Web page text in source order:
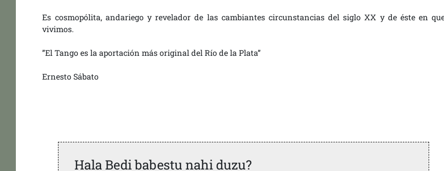
Es cosmopólita, andariego y revelador de las cambiantes circunstancias del siglo XX y de éste en
vivimos.
”El Tango es la aportación más original del Río de la Plata”
Ernesto Sábato
Hala Bedi babestu nahi duzu?